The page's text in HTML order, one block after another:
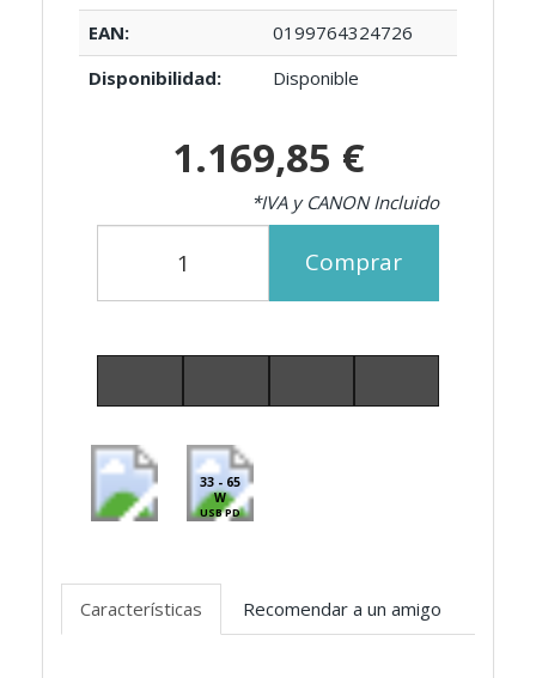
EAN:
0199764324726
Disponibilidad:
Disponible
1.169,85 €
*IVA y CANON Incluido
Comprar
33 - 65
W
USB PD
Características Recomendar a un amigo